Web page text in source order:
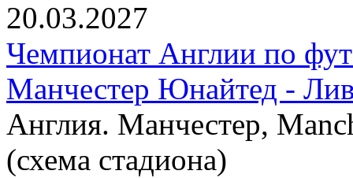
20.03.2027
Чемпионат Англии по
Манчестер Юнайтед -
Англия. Манчестер,
(схема стадиона)